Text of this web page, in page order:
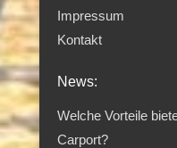
Impressum
Kontakt
News:
Welche Vorteile
Carport?